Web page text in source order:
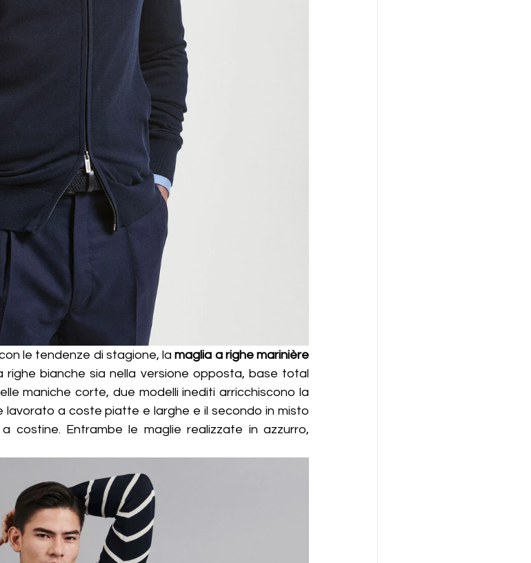
le tendenze di stagione, la maglia a righe marinière
righe bianche sia nella versione opposta, base total
maniche corte, due modelli inediti arricchiscono la
lavorato a coste piatte e larghe e il secondo in misto
costine. Entrambe le maglie realizzate in azzurro,